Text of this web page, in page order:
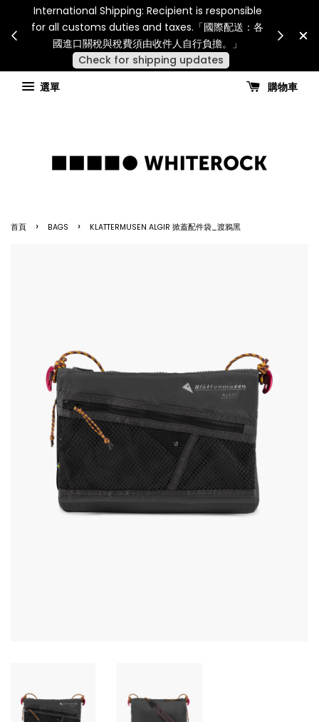
諒
International Shipping: Recipient is responsible
for all customs duties and taxes.「國際配送：各
國進口關稅與稅費須由收件人自行負擔。」
Check for shipping updates
選單 購物車
首頁 › BAGS › KLATTERMUSEN ALGIR 掀蓋配件袋_渡鴉黑